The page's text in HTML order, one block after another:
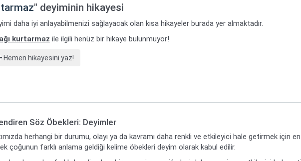
" deyiminin hikayesi
daha iyi anlayabilmenizi sağlayacak olan kısa hikayeler burada yer almaktadır.
kurtarmaz ile ilgili henüz bir hikaye bulunmuyor!
Hemen hikayesini yaz!
Söz Öbekleri: Deyimler
herhangi bir durumu, olayı ya da kavramı daha renkli ve etkileyici hale getirmek için
çoğunun farklı anlama geldiği kelime öbekleri deyim olarak kabul edilir.